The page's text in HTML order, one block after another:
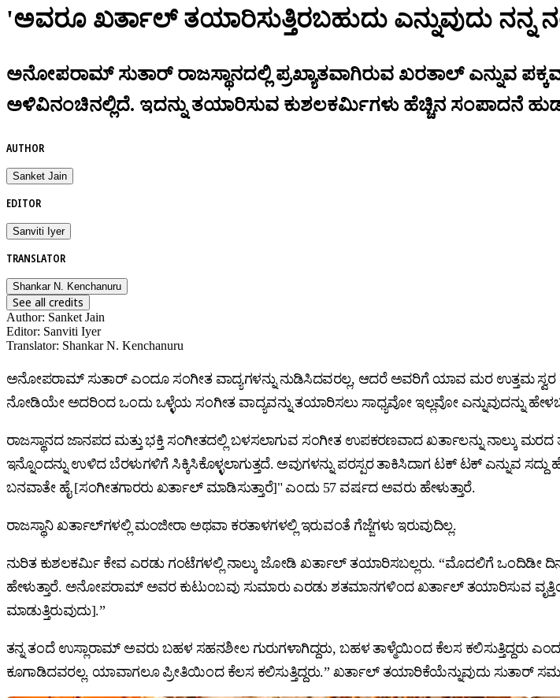
'ಅವರೂ ಖರ್ತಾಲ್‌ ತಯಾರಿಸುತ್ತಿರಬಹುದು ಎನ್ನುವುದು ನನ್ನ
ಅನೋಪರಾಮ್‌ ಸುತಾರ್‌ ರಾಜಸ್ಥಾನದಲ್ಲಿ ಪ್ರಖ್ಯಾತವಾಗಿರುವ ಖರತಾಲ್‌ ಎನ್ನುವ
ಅಳಿವಿನಂಚಿನಲ್ಲಿದೆ. ಇದನ್ನು ತಯಾರಿಸುವ ಕುಶಲಕರ್ಮಿಗಳು ಹೆಚ್ಚಿನ ಸಂಪಾದನೆ
AUTHOR
Sanket Jain
EDITOR
Sanviti Iyer
TRANSLATOR
Shankar N. Kenchanuru
See all credits
Author: Sanket Jain
Editor: Sanviti Iyer
Translator: Shankar N. Kenchanuru
ಅನೋಪರಾಮ್‌ ಸುತಾರ್‌ ಎಂದೂ ಸಂಗೀತ ವಾದ್ಯಗಳನ್ನು ನುಡಿಸಿದವರಲ್ಲ, ಆದರೆ ಅವರಿಗೆ ಯಾವ ಮರ ಉತ್ತಮ ಸ್ವರ
ನೋಡಿಯೇ ಅದರಿಂದ ಒಂದು ಒಳ್ಳೆಯ ಸಂಗೀತ ವಾದ್ಯವನ್ನು ತಯಾರಿಸಲು ಸಾಧ್ಯವೋ ಇಲ್ಲವೋ ಎನ್ನುವುದನ್ನು
ರಾಜಸ್ಥಾನದ ಜಾನಪದ ಮತ್ತು ಭಕ್ತಿ ಸಂಗೀತದಲ್ಲಿ ಬಳಸಲಾಗುವ ಸಂಗೀತ ಉಪಕರಣವಾದ ಖರ್ತಾಲನ್ನು ನಾಲ್ಕು
ಇನ್ನೊಂದನ್ನು ಉಳಿದ ಬೆರಳುಗಳಿಗೆ ಸಿಕ್ಕಿಸಿಕೊಳ್ಳಲಾಗುತ್ತದೆ. ಅವುಗಳನ್ನು ಪರಸ್ಪರ ತಾಕಿಸಿದಾಗ ಟಕ್‌ ಟಕ್‌ ಎನ್ನುವ ಸದ್ದು
ಬನವಾತೇ ಹೈ [ಸಂಗೀತಗಾರರು ಖರ್ತಾಲ್‌ ಮಾಡಿಸುತ್ತಾರೆ]" ಎಂದು 57 ವರ್ಷದ ಅವರು ಹೇಳುತ್ತಾರೆ.
ರಾಜಸ್ಥಾನಿ ಖರ್ತಾಲ್‌ಗಳಲ್ಲಿ ಮಂಜೀರಾ ಅಥವಾ ಕರತಾಳಗಳಲ್ಲಿ ಇರುವಂತೆ ಗೆಜ್ಜೆಗಳು ಇರುವುದಿಲ್ಲ.
ನುರಿತ ಕುಶಲಕರ್ಮಿ ಕೇವ ಎರಡು ಗಂಟೆಗಳಲ್ಲಿ ನಾಲ್ಕು ಜೋಡಿ ಖರ್ತಾಲ್‌ ತಯಾರಿಸಬಲ್ಲರು. “ಮೊದಲಿಗೆ ಒಂದಿಡೀ ದಿನ
ಹೇಳುತ್ತಾರೆ. ಅನೋಪರಾಮ್‌ ಅವರ ಕುಟುಂಬವು ಸುಮಾರು ಎರಡು ಶತಮಾನಗಳಿಂದ ಖರ್ತಾಲ್‌ ತಯಾರಿಸುವ
ಮಾಡುತ್ತಿರುವುದು].”
ತನ್ನ ತಂದೆ ಉಸ್ಲಾರಾಮ್‌ ಅವರು ಬಹಳ ಸಹನಶೀಲ ಗುರುಗಳಾಗಿದ್ದರು, ಬಹಳ ತಾಳ್ಮೆಯಿಂದ ಕೆಲಸ ಕಲಿಸುತ್ತಿದ್ದರು
ಕೂಗಾಡಿದವರಲ್ಲ. ಯಾವಾಗಲೂ ಪ್ರೀತಿಯಿಂದ ಕೆಲಸ ಕಲಿಸುತ್ತಿದ್ದರು.” ಖರ್ತಾಲ್‌ ತಯಾರಿಕೆಯೆನ್ನುವುದು ಸುತಾರ್‌